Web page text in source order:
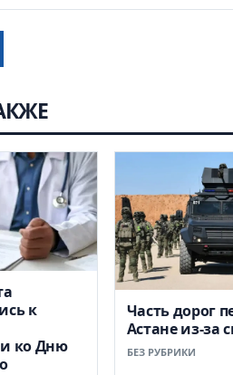
к
ко Дню
Часть дорог
Астане из-за
БЕЗ РУБРИКИ